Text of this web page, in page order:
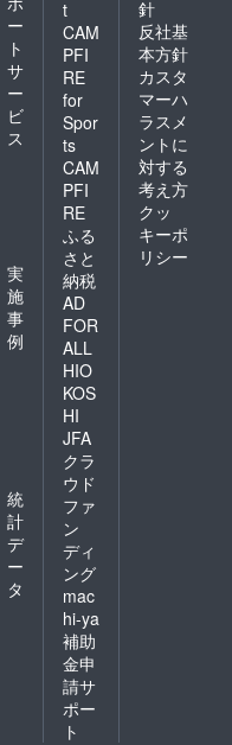
ー
ト
サ
ー
ビ
ス
実
施
事
例
統
計
デ
ー
タ
t
CAM
PFI
RE
for
Spor
ts
CAM
PFI
RE
ふる
さと
納税
AD
FOR
ALL
HIO
KOS
HI
JFA
クラ
ウド
ファ
ン
ディ
ング
mac
hi-ya
補助
金申
請サ
ポー
ト
針
反社基
本方針
カスタ
マーハ
ラスメ
ントに
対する
考え方
クッ
キーポ
リシー